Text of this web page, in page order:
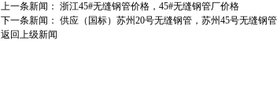
上一条新闻： 浙江45#无缝钢管价格，45#无缝钢管厂价格
下一条新闻： 供应（国标）苏州20号无缝钢管，苏州45号无缝钢
返回上级新闻